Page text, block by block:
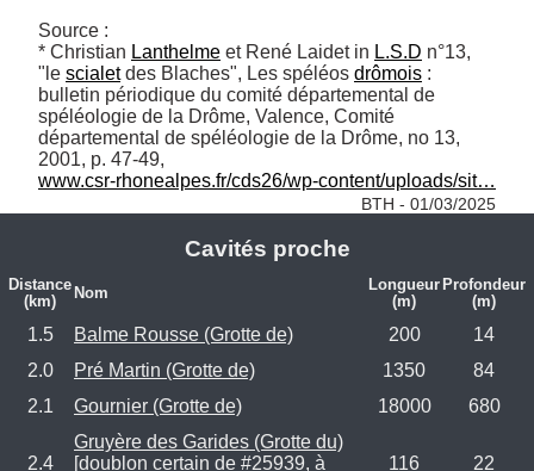
Source :
* Christian Lanthelme et René Laidet in L.S.D n°13,
"le scialet des Blaches", Les spéléos drômois :
bulletin périodique du comité départemental de
spéléologie de la Drôme, Valence, Comité
départemental de spéléologie de la Drôme, no 13,‎
www.csr-rhonealpes.fr/cds26/wp-content/uploads/sit…
BTH - 01/03/2025
Cavités proche
Distance
(km)
Nom
Longueur
(m)
Profondeur
(m)
1.5 Balme Rousse (Grotte de) 200
14
2.0
Pré Martin (Grotte de) 1350
84
2.1
Gournier (Grotte de) 18000 680
2.4
Gruyère des Garides (Grotte du)
[doublon certain de #25939, à
116 22